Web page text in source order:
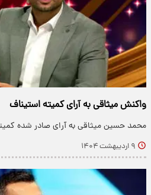
واکنش میثاقی به آرای کمیته استیناف
محمد حسین میثاقی به آرای صادر شده
۹ اردیبهشت ۱۴۰۴